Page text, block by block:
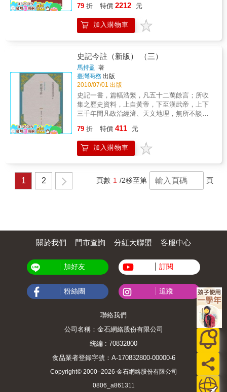
篇之中。自此例一定，歷代作史者，遂不能出
「究天人之際，通古今之變」《史記》是中華
民族第一部輝煌巨著，是一座文史完美結合的
顛峰，更是後人的一面鏡子。注重對歷史的總
人透過閱讀本書，不僅能夠了解史實，提高自
身的文化修養，同時也能從中悟到修身做人、
待人處世，謀事創業的真諦。
千多年的歷史。全書包括12本紀、30世家、70
列傳、10表、8書，共130篇，五十二萬六千五
百餘字。作者司馬遷以其「究天人之際，通古
史。 《史記》對後世史學和文學的發展都
產生了深遠影響。其首創的紀傳體編史方法為
後來歷代「正史」所傳承。同時，《史記》還
被認為是一部優秀的文學著作，在中國文學史
上有重要地位。
79 折 特價 2212 元
加入購物車
史記今註（新版） （三）
馬持盈 著
臺灣商務 出版
2010/07/01 出版
史記一書，篇幅浩繁，凡五十二萬餘言；所收
集之歷史資料，上自黃帝，下至漢武帝，上下
三千年間凡政治經濟、天文地理，無所不談；
羅萬象的長篇巨製。本書以現代人最易瞭解的
語言文字註譯其文，全書共六冊，並著重關於
中華文化之重要部分、政治經濟之起伏變化及
「古籍今註今譯」為臺灣商務印書館與文復會
（國家文化總會）、國立編譯館合作出版，為
79 折 特價 411 元
加入購物車
1 2 頁數 1 /2移至第 頁
關於我們 門市查詢 分紅大聯盟 客服中心
加好友 訂閱
粉絲團 追蹤
聯絡我們
公司名稱：金石網絡股份有限公司
統編 : 70832800
食品業者登錄字號：A-170832800-00000-6
Copyright© 2000–2026 金石網絡股份有限公司
0806_a861311